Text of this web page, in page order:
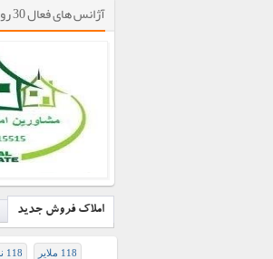
آژانس های فعال 30 روز گذشته -
املاک فروش جدید
118 ملایر 118 نجف اباد